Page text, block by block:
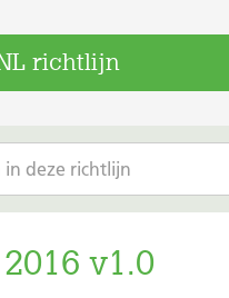
richtlijn
v1.0